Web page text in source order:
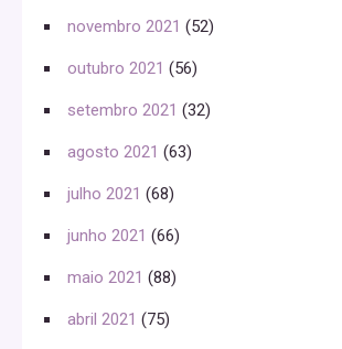
novembro 2021 (52)
outubro 2021 (56)
setembro 2021 (32)
agosto 2021 (63)
julho 2021 (68)
junho 2021 (66)
maio 2021 (88)
abril 2021 (75)